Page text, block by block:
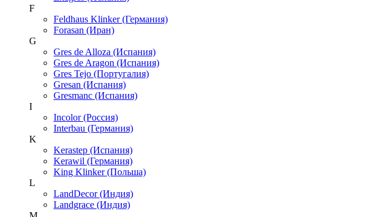
F
Feldhaus Klinker (Германия)
Forasan (Иран)
G
Gres de Alloza (Испания)
Gres de Aragon (Испания)
Gres Tejo (Португалия)
Gresan (Испания)
Gresmanc (Испания)
I
Incolor (Россия)
Interbau (Германия)
K
Kerastep (Испания)
Kerawil (Германия)
King Klinker (Польша)
L
LandDecor (Индия)
Landgrace (Индия)